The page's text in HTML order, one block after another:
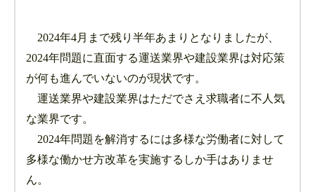
2024年4月まで残り半年あまりとなりましたが、
2024年問題に直面する運送業界や建設業界は対応策
が何も進んでいないのが現状です。
運送業界や建設業界はただでさえ求職者に不人気
な業界です。
2024年問題を解消するには多様な労働者に対して
多様な働かせ方改革を実施するしか手はありませ
ん。